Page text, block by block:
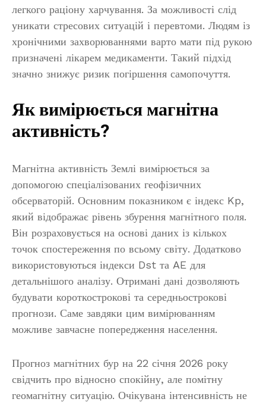
легкого раціону харчування. За можливості слід
уникати стресових ситуацій і перевтоми. Людям із
хронічними захворюваннями варто мати під рукою
призначені лікарем медикаменти. Такий підхід
значно знижує ризик погіршення самопочуття.
Як вимірюється магнітна
активність?
Магнітна активність Землі вимірюється за
допомогою спеціалізованих геофізичних
обсерваторій. Основним показником є індекс Kp,
який відображає рівень збурення магнітного поля.
Він розраховується на основі даних із кількох
точок спостереження по всьому світу. Додатково
використовуються індекси Dst та AE для
детальнішого аналізу. Отримані дані дозволяють
будувати короткострокові та середньострокові
прогнози. Саме завдяки цим вимірюванням
можливе завчасне попередження населення.
Прогноз магнітних бур на 22 січня 2026 року
свідчить про відносно спокійну, але помітну
геомагнітну ситуацію. Очікувана інтенсивність не